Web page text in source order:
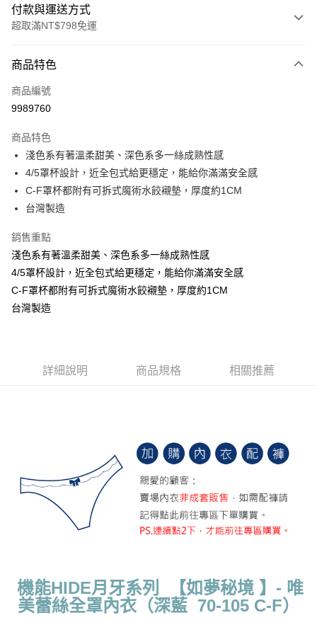
付款與運送方式
超取滿NT$798免運
信用卡一次付款
超商取貨付款
Apple Pay
街口支付
悠遊付
ATM付款
貨到付款
運送方式
全家取貨付款
每筆NT$70，滿NT$799(含以上)免運費
每筆NT$70，滿NT$799(含以上)免運費
7-11取貨付款
每筆NT$70，滿NT$798(含以上)免運費
宅配
每筆NT$70，滿NT$799(含以上)免運費
商品特色
商品編號
9989760
商品特色
淺色系有著溫柔甜美、深色系多一絲成熟性感
4/5罩杯設計，近全包式給更穩定，能給你滿滿安全感
C-F罩杯都附有可拆式魔術水餃襯墊，厚度約1CM
台灣製造
銷售重點
淺色系有著溫柔甜美、深色系多一絲成熟性感
4/5罩杯設計，近全包式給更穩定，能給你滿滿安全感
C-F罩杯都附有可拆式魔術水餃襯墊，厚度約1CM
台灣製造
詳細說明 商品規格 相關推薦
機能HIDE月牙系列 【如夢秘境 】 - 唯
美蕾絲全罩內衣（深藍 70-105 C-F）